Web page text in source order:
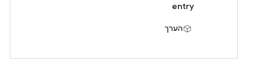
entry
הערך